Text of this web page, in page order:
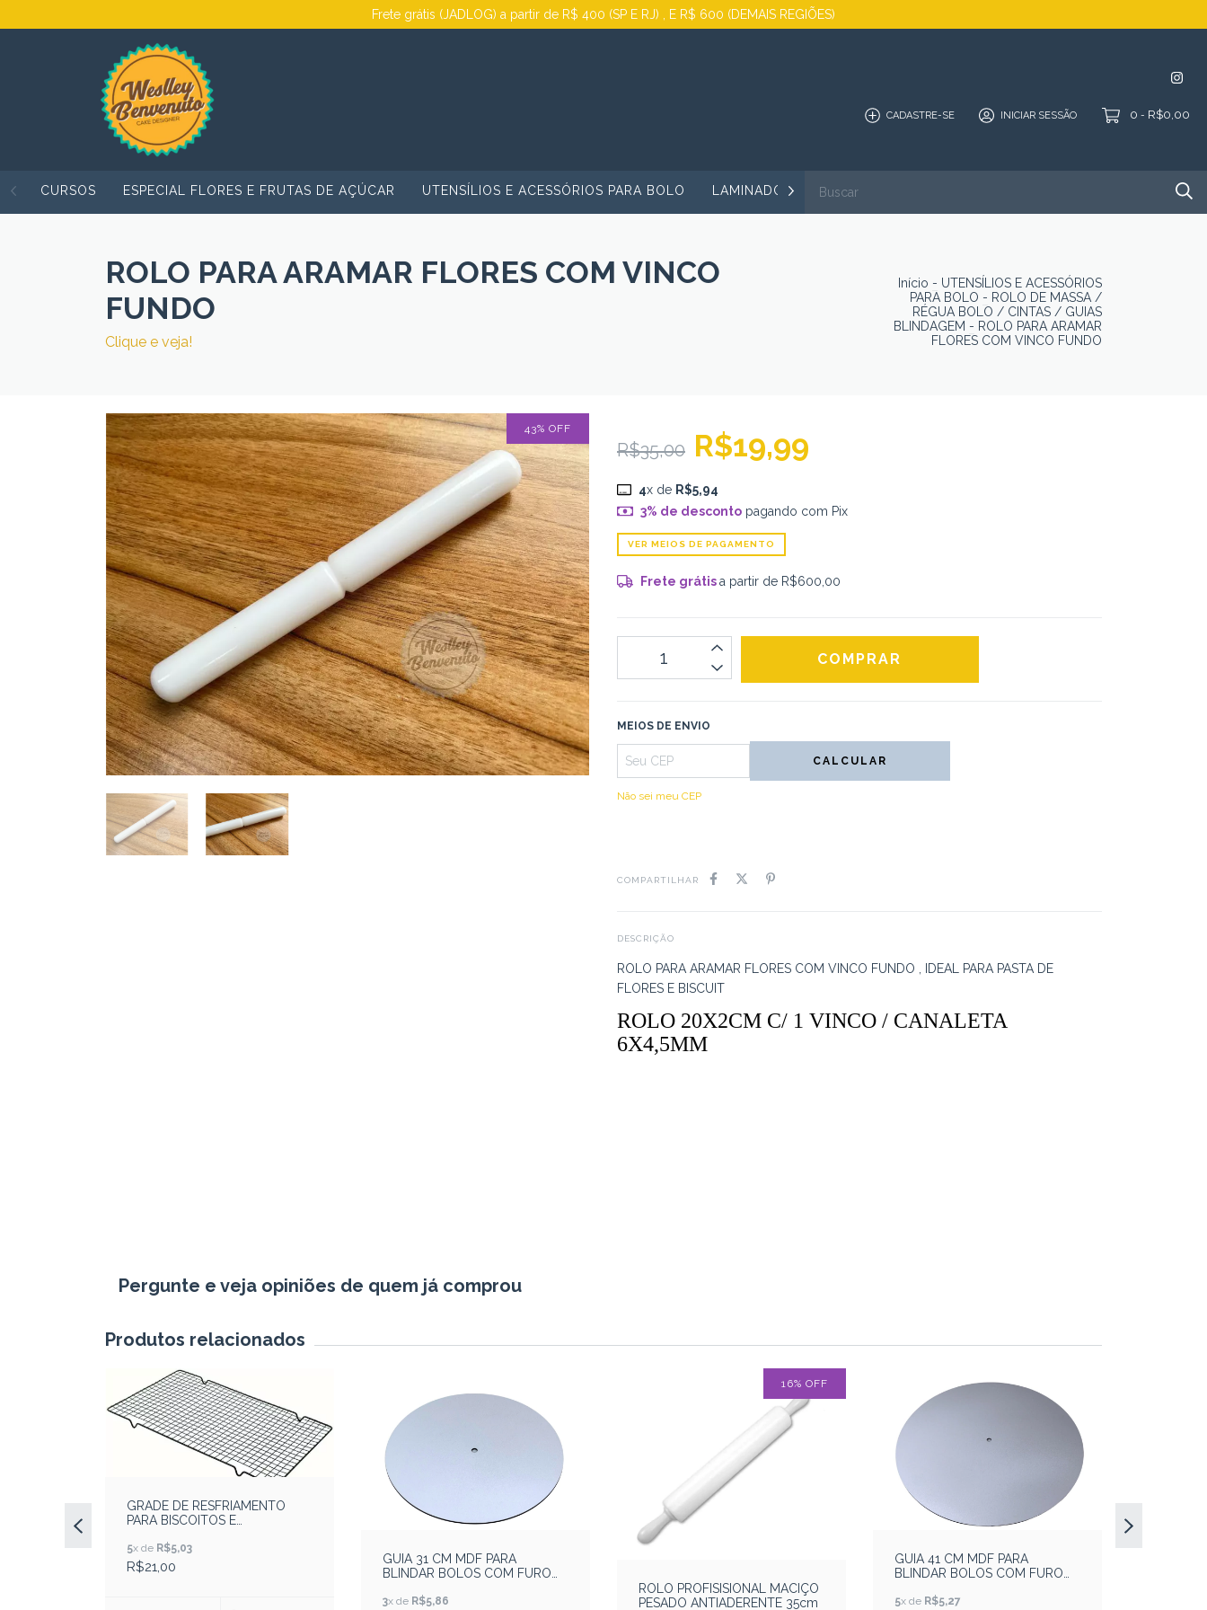
Frete grátis (JADLOG) a partir de R$ 400 (SP E RJ) , E R$ 600 (DEMAIS REGIÕES)
CADASTRE-SE INICIAR SESSÃO 0 - R$0,00
CURSOS ESPECIAL FLORES E FRUTAS DE AÇÚCAR UTENSÍLIOS E ACESSÓRIOS PARA BOLO LAMINADORA SALDÃO CONTATO
ROLO PARA ARAMAR FLORES COM VINCO
FUNDO
Clique e veja!
Início - UTENSÍLIOS E ACESSÓRIOS
PARA BOLO - ROLO DE MASSA /
RÉGUA BOLO / CINTAS / GUIAS
BLINDAGEM - ROLO PARA ARAMAR
FLORES COM VINCO FUNDO
43% OFF
R$35,00 R$19,99
4x de R$5,94
3% de descontopagando com Pix
VER MEIOS DE PAGAMENTO
Frete grátisa partir de R$600,00
MEIOS DE ENVIO
CALCULAR
Não sei meu CEP
COMPARTILHAR
DESCRIÇÃO
ROLO PARA ARAMAR FLORES COM VINCO FUNDO , IDEAL PARA PASTA DE
FLORES E BISCUIT
ROLO 20X2CM C/ 1 VINCO / CANALETA
6X4,5MM
Pergunte e veja opiniões de quem já comprou
Produtos relacionados
GRADE DE RESFRIAMENTO
PARA BISCOITOS E
SILVERCHEF
5x de R$5,03
R$21,00
GUIA 31 CM MDF PARA
BLINDAR BOLOS COM FURO
3x de R$5,86
16% OFF
ROLO PROFISISIONAL MACIÇO
PESADO ANTIADERENTE 35cm
GUIA 41 CM MDF PARA
BLINDAR BOLOS COM FURO
5x de R$5,27